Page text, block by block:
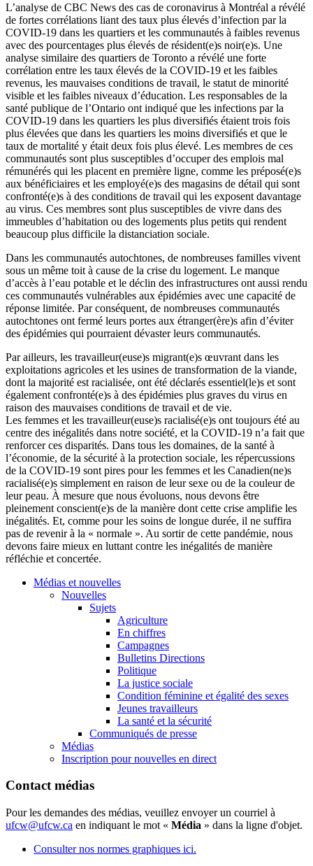
L’analyse de CBC News des cas de coronavirus à Montréal a révélé
de fortes corrélations liant des taux plus élevés d’infection par la
COVID‑19 dans les quartiers et les communautés à faibles revenus
avec des pourcentages plus élevés de résident(e)s noir(e)s. Une
analyse similaire des quartiers de Toronto a révélé une forte
corrélation entre les taux élevés de la COVID‑19 et les faibles
revenus, les mauvaises conditions de travail, le statut de minorité
visible et les faibles niveaux d’éducation. Les responsables de la
santé publique de l’Ontario ont indiqué que les infections par la
COVID‑19 dans les quartiers les plus diversifiés étaient trois fois
plus élevées que dans les quartiers les moins diversifiés et que le
taux de mortalité y était deux fois plus élevé. Les membres de ces
communautés sont plus susceptibles d’occuper des emplois mal
rémunérés qui les placent en première ligne, comme les préposé(e)s
aux bénéficiaires et les employé(e)s des magasins de détail qui sont
confronté(e)s à des conditions de travail qui les exposent davantage
au virus. Ces membres sont plus susceptibles de vivre dans des
immeubles d’habitation ou des logements plus petits qui rendent
beaucoup plus difficile la distanciation sociale.
Dans les communautés autochtones, de nombreuses familles vivent
sous un même toit à cause de la crise du logement. Le manque
d’accès à l’eau potable et le déclin des infrastructures ont aussi rendu
ces communautés vulnérables aux épidémies avec une capacité de
réponse limitée. Par conséquent, de nombreuses communautés
autochtones ont fermé leurs portes aux étranger(ère)s afin d’éviter
des épidémies qui pourraient dévaster leurs communautés.
Par ailleurs, les travailleur(euse)s migrant(e)s œuvrant dans les
exploitations agricoles et les usines de transformation de la viande,
dont la majorité est racialisée, ont été déclarés essentiel(le)s et sont
également confronté(e)s à des épidémies plus graves du virus en
raison des mauvaises conditions de travail et de vie.
Les femmes et les travailleur(euse)s racialisé(e)s ont toujours été au
centre des inégalités dans notre société, et la COVID-19 n’a fait que
renforcer ces disparités. Dans tous les domaines, de la santé à
l’économie, de la sécurité à la protection sociale, les répercussions
de la COVID‑19 sont pires pour les femmes et les Canadien(ne)s
racialisé(e)s simplement en raison de leur sexe ou de la couleur de
leur peau. À mesure que nous évoluons, nous devons être
pleinement conscient(e)s de la manière dont cette crise amplifie les
inégalités. Et, comme pour les soins de longue durée, il ne suffira
pas de revenir à la « normale ». Au sortir de cette pandémie, nous
devons faire mieux en luttant contre les inégalités de manière
réfléchie et concertée.
Médias et nouvelles
Nouvelles
Sujets
Agriculture
En chiffres
Campagnes
Bulletins Directions
Politique
La justice sociale
Condition féminine et égalité des sexes
Jeunes travailleurs
La santé et la sécurité
Communiqués de presse
Médias
Inscription pour nouvelles en direct
Contact médias
Pour les demandes des médias, veuillez envoyer un courriel à
ufcw@ufcw.ca en indiquant le mot « Média » dans la ligne d'objet.
Consulter nos normes graphiques ici.